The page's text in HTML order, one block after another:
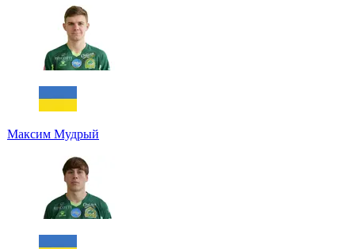
Максим Мудрый